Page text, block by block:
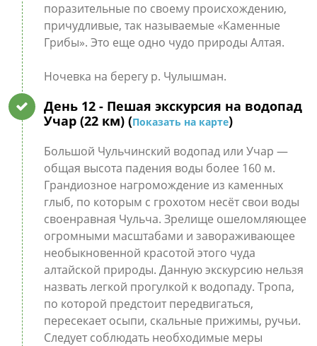
поразительные по своему происхождению,
причудливые, так называемые «Каменные
Грибы». Это еще одно чудо природы Алтая.
Ночевка на берегу р. Чулышман.
День 12 - Пешая экскурсия на водопад
Учар (22 км) (Показать на карте)
Большой Чульчинский водопад или Учар —
общая высота падения воды более 160 м.
Грандиозное нагромождение из каменных
глыб, по которым с грохотом несёт свои воды
своенравная Чульча. Зрелище ошеломляющее
огромными масштабами и завораживающее
необыкновенной красотой этого чуда
алтайской природы. Данную экскурсию нельзя
назвать легкой прогулкой к водопаду. Тропа,
по которой предстоит передвигаться,
пересекает осыпи, скальные прижимы, ручьи.
Следует соблюдать необходимые меры